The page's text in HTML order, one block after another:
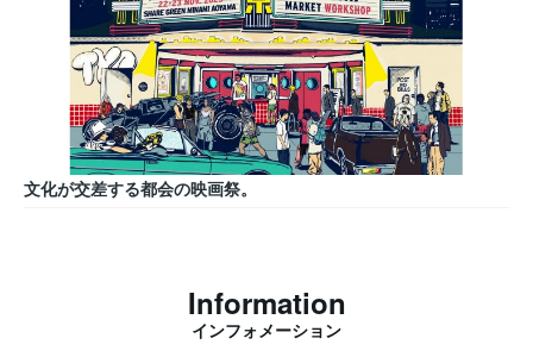
文化が交差する都会の映画祭。
Information
インフォメーション